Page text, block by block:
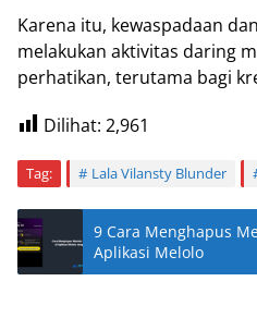
Karena itu, kewaspadaan
melakukan aktivitas daring
perhatikan, terutama bagi
Dilihat: 2,961
Tag: Lala Vilansty Blunder
9 Cara Menghapus
Aplikasi Melolo